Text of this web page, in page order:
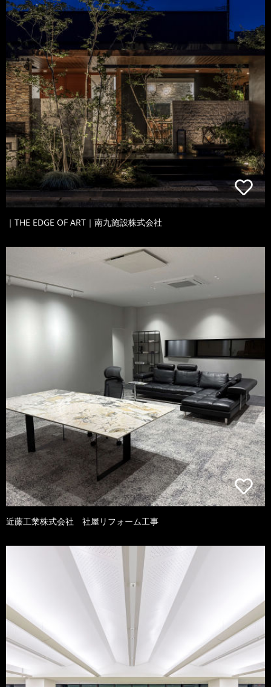
｜THE EDGE OF ART｜南九施設株式会社
近藤工業株式会社 社屋リフォーム工事